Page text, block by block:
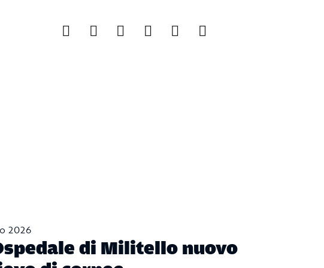
2026
di Militello nuovo